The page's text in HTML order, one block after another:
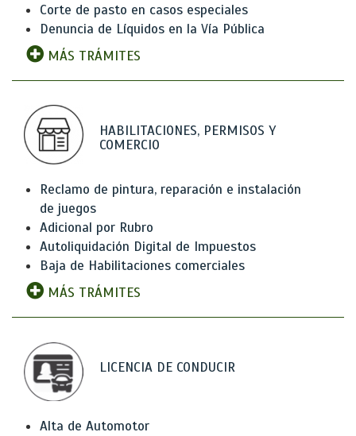
Corte de pasto en casos especiales
Denuncia de Líquidos en la Vía Pública
MÁS TRÁMITES
HABILITACIONES, PERMISOS Y
COMERCIO
Reclamo de pintura, reparación e instalación
de juegos
Adicional por Rubro
Autoliquidación Digital de Impuestos
Baja de Habilitaciones comerciales
MÁS TRÁMITES
LICENCIA DE CONDUCIR
Alta de Automotor